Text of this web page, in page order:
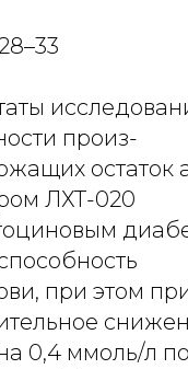
произ-
остаток
ЛХТ-020
при этом
0,4 ммоль/л